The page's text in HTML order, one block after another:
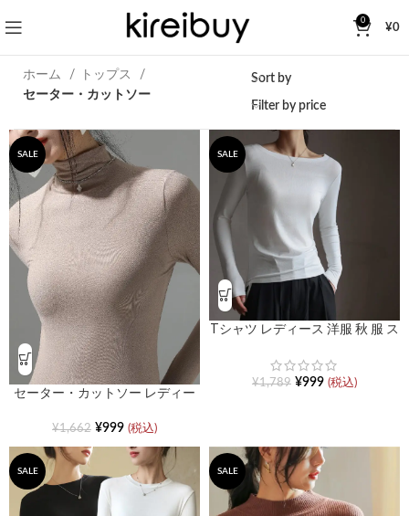
0
¥0
ホーム
トップス
セーター・カットソー
Sort by
Filter by price
SALE
セーター・カットソー レディー
袖スリム
¥1,662 ¥999 (税込)
SALE
Tシャツ レディース 洋服 秋 服 ス
¥1,789 ¥999 (税込)
SALE SALE